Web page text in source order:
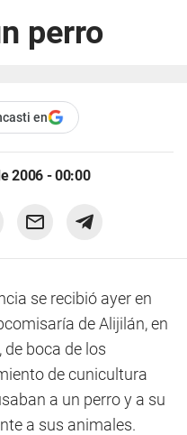
perro
en
2006 - 00:00
se recibió ayer en
de Alijilán, en
boca de los
de cunicultura
a un perro y a su
a sus animales.